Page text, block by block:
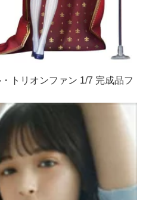
トリオンファン 1/7 完成品フ